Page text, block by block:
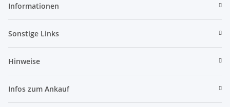
Informationen
Sonstige Links
Hinweise
Infos zum Ankauf